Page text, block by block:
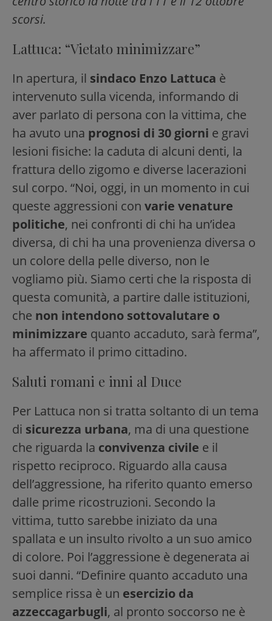
scorsi.
Lattuca: “Vietato minimizzare”
In apertura, il sindaco Enzo Lattuca è
intervenuto sulla vicenda, informando di
aver parlato di persona con la vittima, che
ha avuto una prognosi di 30 giorni e gravi
lesioni fisiche: la caduta di alcuni denti, la
frattura dello zigomo e diverse lacerazioni
sul corpo. “Noi, oggi, in un momento in cui
queste aggressioni con varie venature
politiche, nei confronti di chi ha un’idea
diversa, di chi ha una provenienza diversa o
un colore della pelle diverso, non le
vogliamo più. Siamo certi che la risposta di
questa comunità, a partire dalle istituzioni,
che non intendono sottovalutare o
minimizzare quanto accaduto, sarà ferma”,
ha affermato il primo cittadino.
Saluti romani e inni al Duce
Per Lattuca non si tratta soltanto di un tema
di sicurezza urbana, ma di una questione
che riguarda la convivenza civile e il
rispetto reciproco. Riguardo alla causa
dell’aggressione, ha riferito quanto emerso
dalle prime ricostruzioni. Secondo la
vittima, tutto sarebbe iniziato da una
spallata e un insulto rivolto a un suo amico
di colore. Poi l’aggressione è degenerata ai
suoi danni. “Definire quanto accaduto una
semplice rissa è un esercizio da
azzeccagarbugli, al pronto soccorso ne è